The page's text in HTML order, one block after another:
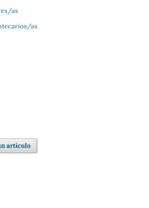
as
as
artículo